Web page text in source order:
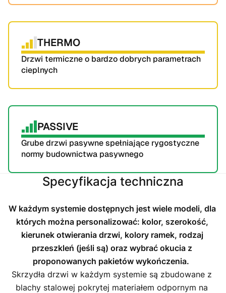
THERMO
Drzwi termiczne o bardzo dobrych parametrach
cieplnych
PASSIVE
Grube drzwi pasywne spełniające rygostyczne
normy budownictwa pasywnego
Specyfikacja techniczna
W każdym systemie dostępnych jest wiele modeli, dla
których można personalizować: kolor, szerokość,
kierunek otwierania drzwi, kolory ramek, rodzaj
przeszkleń (jeśli są) oraz wybrać okucia z
proponowanych pakietów wykończenia.
Skrzydła drzwi w każdym systemie są zbudowane z
blachy stalowej pokrytej materiałem odpornym na